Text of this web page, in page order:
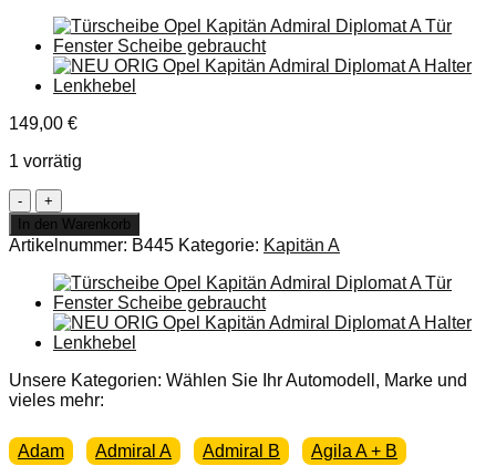
149,00 €
1 vorrätig
ORIGINAL
Opel
Kapitän
Admiral
Diplomat
A
Stoßstange
Ecke
vorne
rechts
Chrom
In den Warenkorb
Artikelnummer: B445 Kategorie: Kapitän A
Unsere Kategorien: Wählen Sie Ihr Automodell, Marke und
vieles mehr:
Adam Admiral A Admiral B Agila A + B